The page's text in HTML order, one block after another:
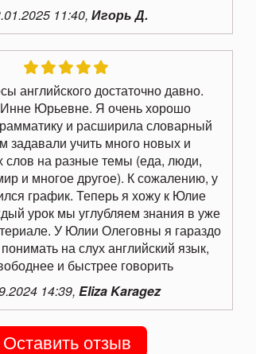
11:40, Игорь Д.
английского достаточно давно.
Юрьевне. Я очень хорошо
и расширила словарный
задавали учить много новых и
слов на разные темы (еда, люди,
и многое другое). К сожалению, у
график. Теперь я хожу к Юлие
урок мы углубляем знания в уже
У Юлии Олеговны я гараздо
на слух английский язык,
и быстрее говорить
14:39, Eliza Karagez
Оставить отзыв